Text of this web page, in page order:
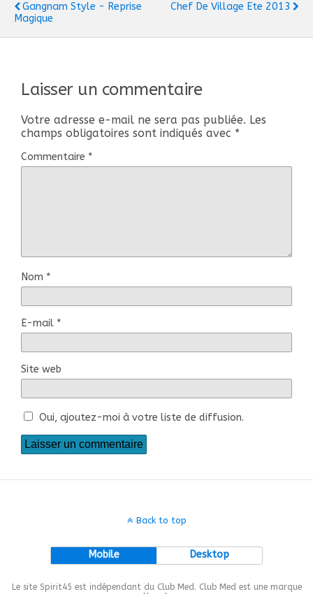
Gangnam Style - Reprise
Magique
Chef De Village Ete 2013
Laisser un commentaire
Votre adresse e-mail ne sera pas publiée. Les
champs obligatoires sont indiqués avec *
Commentaire *
Nom *
E-mail *
Site web
Oui, ajoutez-moi à votre liste de diffusion.
Back to top
Mobile Desktop
Le site Spirit45 est indépendant du Club Med. Club Med est une marque